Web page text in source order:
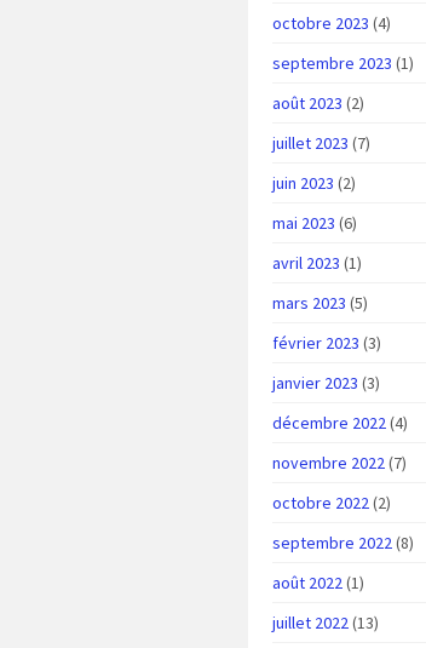
octobre 2023 (4)
septembre 2023 (1)
août 2023 (2)
juillet 2023 (7)
juin 2023 (2)
mai 2023 (6)
avril 2023 (1)
mars 2023 (5)
février 2023 (3)
janvier 2023 (3)
décembre 2022(4)
novembre 2022(7)
octobre 2022(2)
septembre 2022(8)
août 2022(1)
juillet 2022(13)